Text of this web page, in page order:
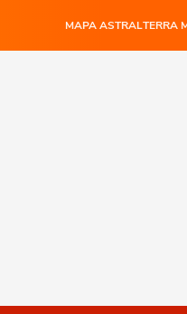
MAPA ASTRALTERRA